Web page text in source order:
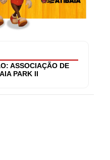
ASSOCIAÇÃO DE
PARK II